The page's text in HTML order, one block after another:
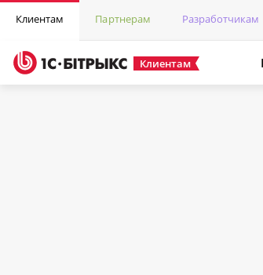
Клиентам Партнерам Разработчикам
Клиентам